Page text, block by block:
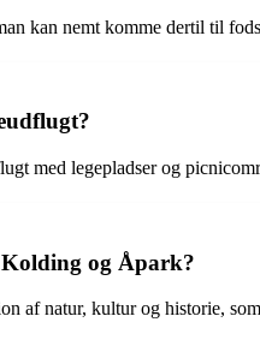
kan nemt komme dertil til
med legepladser og
og Åpark?
af natur, kultur og historie,